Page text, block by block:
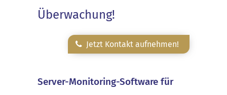
Überwachung!
Jetzt Kontakt aufnehmen!
Server-Monitoring-Software für